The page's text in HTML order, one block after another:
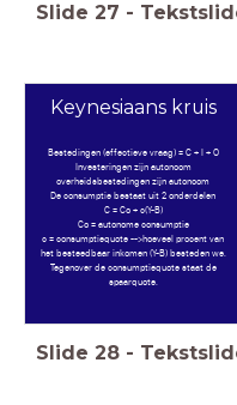
Slide 27 -
Keynesiaans kruis
Bestedingen (effectieve vraag) = C + I + O
Investeringen zijn autonoom
overheidsbestedingen zijn autonoom
De consumptie bestaat uit 2 onderdelen
C = Co + c(Y-B)
Co = autonome consumptie
c = consumptiequote -->hoeveel procent van
het besteedbaar inkomen (Y-B) besteden we.
Tegenover de consumptiequote staat de
spaarquote.
Slide 28 -